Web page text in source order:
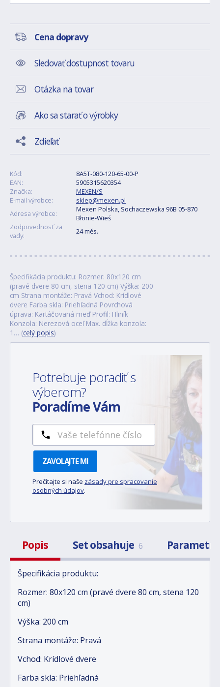
Cena dopravy
Sledovať dostupnost tovaru
Otázka na tovar
Ako sa starať o výrobky
Zdieľať
Kód:
8A5T-080-120-65-00-P
EAN:
5905315620354
Značka:
MEXEN/S
E-mail výrobce:
sklep@mexen.pl
Adresa výrobce:
Mexen Polska, Sochaczewska 96B 05-870
Błonie-Wieś
Zodpovednosť za
vady:
24 měs.
Špecifikácia produktu: Rozmer: 80x120 cm
(pravé dvere 80 cm, stena 120 cm) Výška: 200
cm Strana montáže: Pravá Vchod: Krídlové
dvere Farba skla: Priehľadná Povrchová
úprava: Kartáčovaná meď Profil: Hliník
Konzola: Nerezová oceľ Max. dĺžka konzola:
1… (celý popis)
Potrebuje poradiť s
výberom?
Poradíme Vám
ZAVOLAJTE MI
Prečítajte si naše zásady pre spracovanie
osobných údajov.
Popis Set obsahuje 6 Parametre
Špecifikácia produktu:
Rozmer: 80x120 cm (pravé dvere 80 cm, stena 120
cm)
Výška: 200 cm
Strana montáže: Pravá
Vchod: Krídlové dvere
Farba skla: Priehľadná